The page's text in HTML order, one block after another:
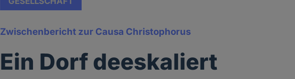
Zwischenbericht zur Causa Christophorus
Ein Dorf deeskaliert